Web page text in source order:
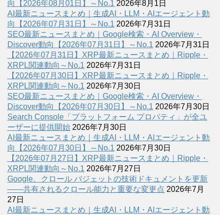
向【2026年08月01日】～No.1 2026年8月1日
AI最新ニュースまとめ｜生成AI・LLM・AIエージェント動
向【2026年07月31日】～No.1 2026年7月31日
SEO最新ニュースまとめ｜Google検索・AI Overview・
Discover動向【2026年07月31日】～No.1 2026年7月31日
【2026年07月31日】XRP最新ニュースまとめ｜Ripple・
XRPL関連動向～No.1 2026年7月31日
【2026年07月30日】XRP最新ニュースまとめ｜Ripple・
XRPL関連動向～No.1 2026年7月30日
SEO最新ニュースまとめ｜Google検索・AI Overview・
Discover動向【2026年07月30日】～No.1 2026年7月30日
Search Console「プラットフォーム プロパティ」が全ユ
ーザーに提供開始 2026年7月30日
AI最新ニュースまとめ｜生成AI・LLM・AIエージェント動
向【2026年07月30日】～No.1 2026年7月30日
【2026年07月27日】XRP最新ニュースまとめ｜Ripple・
XRPL関連動向～No.1 2026年7月27日
Google、クロール バジェットの技術ドキュメントを更新
――共有されるクロール能力と重要な変更点 2026年7月
27日
AI最新ニュースまとめ｜生成AI・LLM・AIエージェント動